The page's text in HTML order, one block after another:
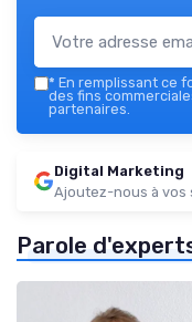
* En remplissant ce
des fins
partenaires.
Digital Marketing
Ajoutez-nous à vos
Parole